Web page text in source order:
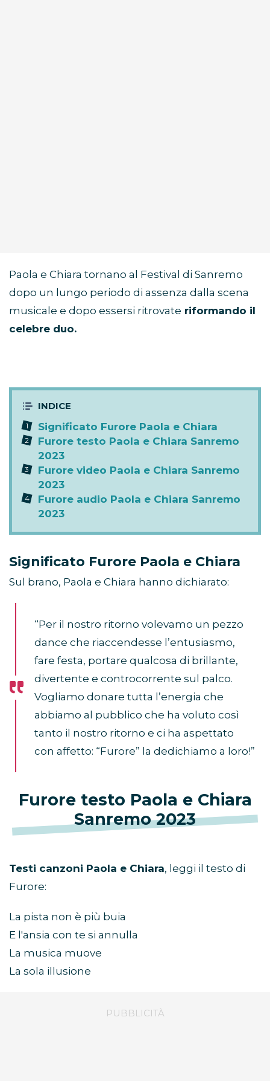
Paola e Chiara tornano al Festival di Sanremo
dopo un lungo periodo di assenza dalla scena
musicale e dopo essersi ritrovate riformando il
celebre duo.
Significato Furore Paola e Chiara
Furore testo Paola e Chiara Sanremo
2023
Furore video Paola e Chiara Sanremo
2023
Furore audio Paola e Chiara Sanremo
2023
Significato Furore Paola e Chiara
Sul brano, Paola e Chiara hanno dichiarato:
“Per il nostro ritorno volevamo un pezzo
dance che riaccendesse l’entusiasmo,
fare festa, portare qualcosa di brillante,
divertente e controcorrente sul palco.
Vogliamo donare tutta l’energia che
abbiamo al pubblico che ha voluto così
tanto il nostro ritorno e ci ha aspettato
con affetto: “Furore” la dedichiamo a loro!”
Furore testo Paola e Chiara
Sanremo 2023
Testi canzoni Paola e Chiara, leggi il testo di
Furore:
La pista non è più buia
E l′ansia con te si annulla
La musica muove
La sola illusione